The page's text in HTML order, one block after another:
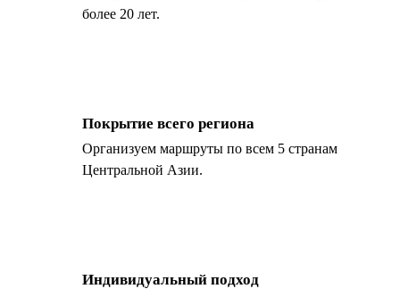
более 20 лет.
Покрытие всего региона
Организуем маршруты по всем 5 странам
Центральной Азии.
Индивидуальный подход